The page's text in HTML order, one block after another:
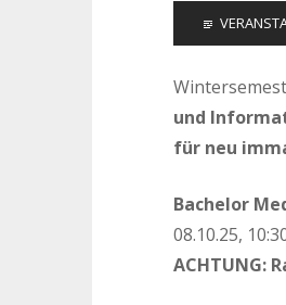
und
für neu
Bachelor
08.10.25,
ACHTUNG: